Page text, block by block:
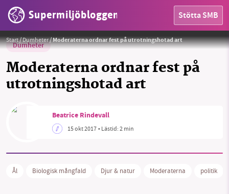
Supermiljöbloggen Stötta SMB
OMRÅDEN
OM OSS
Start/Dumheter/Moderaterna ordnar fest på utrotningshotad art
Dumheter
Moderaterna ordnar fest på
utrotningshotad art
Foto:Erling Svensen / WWF
Beatrice Rindevall
15 okt 2017• Lästid:2 min
Ål Biologisk mångfald Djur & natur Moderaterna politik
SMB kämpar för en hållbar framtid. Sedan
starten 2010 har vår ideella redaktion drivit
miljödebatten framåt genom
utveckla vårt arbete – och vi hoppas att du